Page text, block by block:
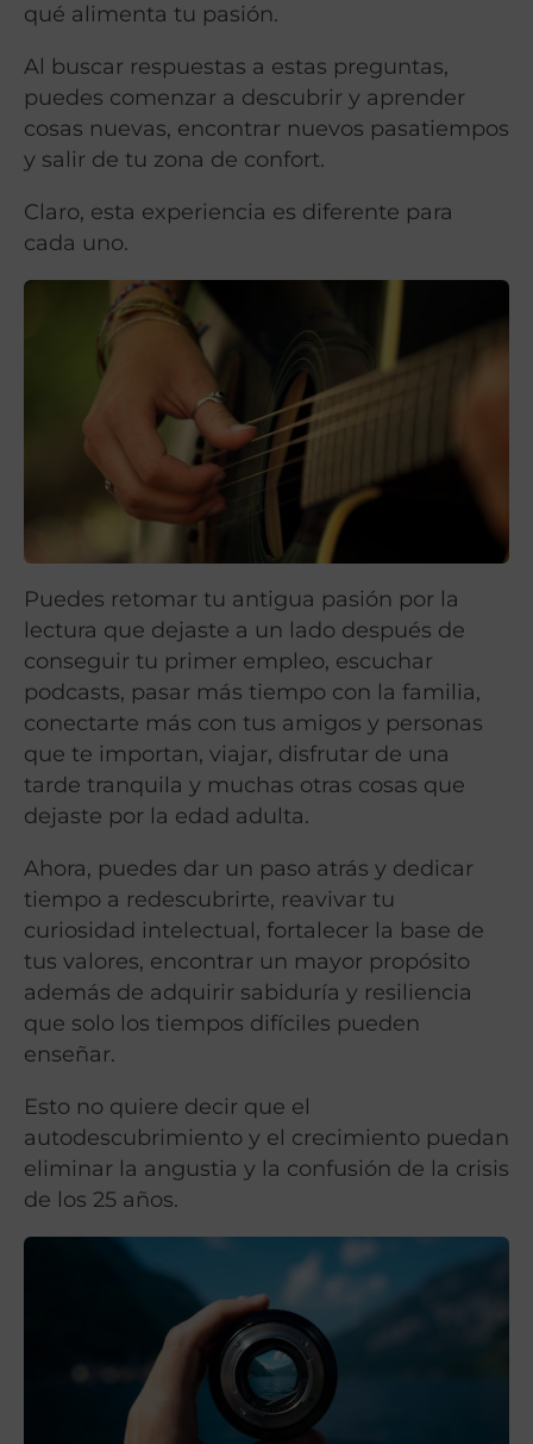
qué alimenta tu pasión.
Al buscar respuestas a estas preguntas,
puedes comenzar a descubrir y aprender
cosas nuevas, encontrar nuevos pasatiempos
y salir de tu zona de confort.
Claro, esta experiencia es diferente para
cada uno.
Puedes retomar tu antigua pasión por la
lectura que dejaste a un lado después de
conseguir tu primer empleo, escuchar
podcasts, pasar más tiempo con la familia,
conectarte más con tus amigos y personas
que te importan, viajar, disfrutar de una
tarde tranquila y muchas otras cosas que
dejaste por la edad adulta.
Ahora, puedes dar un paso atrás y dedicar
tiempo a redescubrirte, reavivar tu
curiosidad intelectual, fortalecer la base de
tus valores, encontrar un mayor propósito
además de adquirir sabiduría y resiliencia
que solo los tiempos difíciles pueden
enseñar.
Esto no quiere decir que el
autodescubrimiento y el crecimiento puedan
eliminar la angustia y la confusión de la crisis
de los 25 años.